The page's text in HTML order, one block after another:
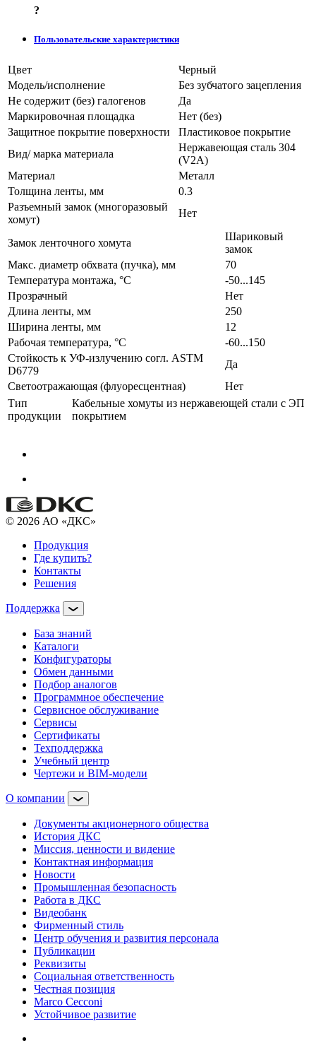
?
Пользовательские характеристики
Цвет
Черный
Модель/исполнение
Без зубчатого зацепления
Не содержит (без) галогенов
Да
Маркировочная площадка
Нет (без)
Защитное покрытие поверхности
Пластиковое покрытие
Вид/ марка материала
Нержавеющая сталь 304
(V2A)
Материал
Металл
Толщина ленты, мм
0.3
Разъемный замок (многоразовый
хомут)
Нет
Замок ленточного хомута
Шариковый
замок
Макс. диаметр обхвата (пучка), мм
70
Температура монтажа, °C
-50...145
Прозрачный
Нет
Длина ленты, мм
250
Ширина ленты, мм
12
Рабочая температура, °C
-60...150
Стойкость к УФ-излучению согл. ASTM
D6779
Да
Светоотражающая (флуоресцентная)
Нет
Тип
продукции
Кабельные хомуты из нержавеющей стали с ЭП
покрытием
© 2026 АО «ДКС»
Продукция
Где купить?
Контакты
Решения
Поддержка
База знаний
Каталоги
Конфигураторы
Обмен данными
Подбор аналогов
Программное обеспечение
Сервисное обслуживание
Сервисы
Сертификаты
Техподдержка
Учебный центр
Чертежи и BIM-модели
О компании
Документы акционерного общества
История ДКС
Миссия, ценности и видение
Контактная информация
Новости
Промышленная безопасность
Работа в ДКС
Видеобанк
Фирменный стиль
Центр обучения и развития персонала
Публикации
Реквизиты
Социальная ответственность
Честная позиция
Marco Cecconi
Устойчивое развитие